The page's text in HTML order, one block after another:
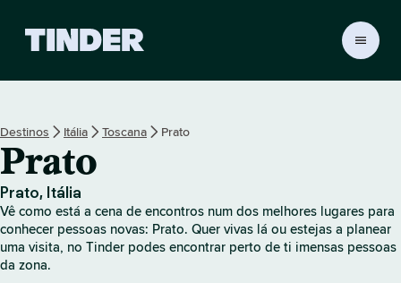
a
c
a
Destinos Itália Toscana Prato
Prato
Prato, Itália
Vê como está a cena de encontros num dos melhores lugares para
conhecer pessoas novas: Prato. Quer vivas lá ou estejas a planear
uma visita, no Tinder podes encontrar perto de ti imensas pessoas
da zona.